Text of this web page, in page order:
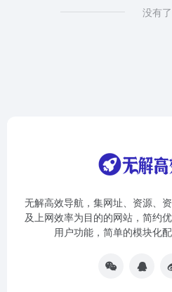
没有了
无解高效导航，集网址、资源、
及上网效率为目的的网站，简约
用户功能，简单的模块化